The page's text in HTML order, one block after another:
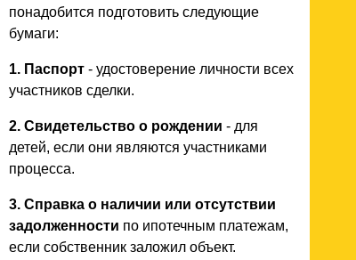
понадобится подготовить следующие
бумаги:
1. Паспорт - удостоверение личности всех
участников сделки.
2. Свидетельство о рождении - для
детей, если они являются участниками
процесса.
3. Справка о наличии или отсутствии
задолженности по ипотечным платежам,
если собственник заложил объект.